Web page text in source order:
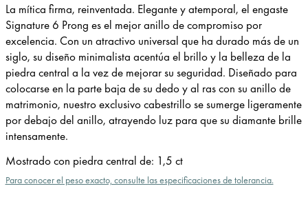
La mítica firma, reinventada. Elegante y atemporal, el engaste
Signature 6 Prong es el mejor anillo de compromiso por
excelencia. Con un atractivo universal que ha durado más de un
siglo, su diseño minimalista acentúa el brillo y la belleza de la
piedra central a la vez de mejorar su seguridad. Diseñado para
colocarse en la parte baja de su dedo y al ras con su anillo de
matrimonio, nuestro exclusivo cabestrillo se sumerge ligeramente
por debajo del anillo, atrayendo luz para que su diamante brille
intensamente.
Mostrado con piedra central de: 1,5 ct
Para conocer el peso exacto, consulte las especificaciones de tolerancia.